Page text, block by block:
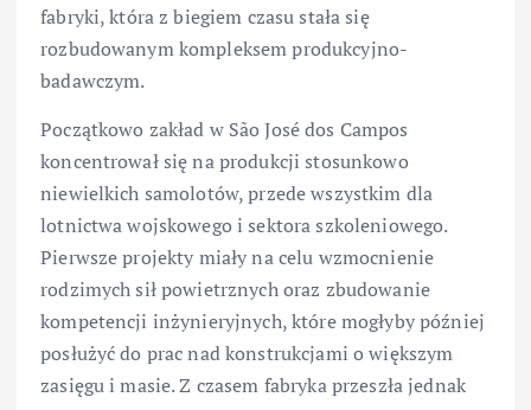
fabryki, która z biegiem czasu stała się
rozbudowanym kompleksem produkcyjno-
badawczym.
Początkowo zakład w São José dos Campos
koncentrował się na produkcji stosunkowo
niewielkich samolotów, przede wszystkim dla
lotnictwa wojskowego i sektora szkoleniowego.
Pierwsze projekty miały na celu wzmocnienie
rodzimych sił powietrznych oraz zbudowanie
kompetencji inżynieryjnych, które mogłyby później
posłużyć do prac nad konstrukcjami o większym
zasięgu i masie. Z czasem fabryka przeszła jednak